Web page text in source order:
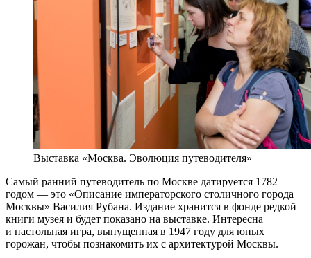
Выставка «Москва. Эволюция путеводителя»
Самый ранний путеводитель по Москве датируется 1782
годом — это «Описание императорского столичного города
Москвы» Василия Рубана. Издание хранится в фонде редкой
книги музея и будет показано на выставке. Интересна
и настольная игра, выпущенная в 1947 году для юных
горожан, чтобы познакомить их с архитектурой Москвы.